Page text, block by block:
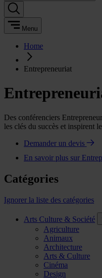
Menu
Home
Entrepreneuriat
Des conférenciers
les clés du succès et inspirent
Demander un devis
En savoir plus sur
Catégories
Ignorer la liste des catégories
Arts Culture & Société
Agriculture
Animaux
Architecture
Arts & Culture
Cinéma
Design